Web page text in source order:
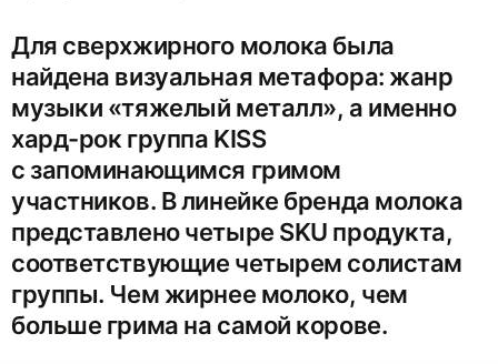
Для сверхжирного молока была
найдена визуальная метафора: жанр
музыки «тяжелый металл», а именно
хард-рок группа KISS
с запоминающимся гримом
участников. В линейке бренда молока
представлено четыре SKU продукта,
соответствующие четырем солистам
группы. Чем жирнее молоко, чем
больше грима на самой корове.